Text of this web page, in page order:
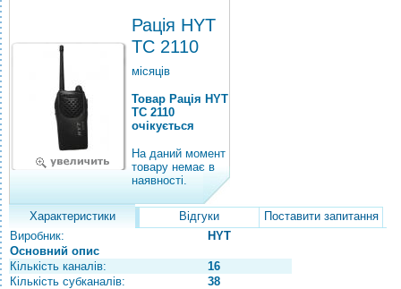
Рація HYT
TC 2110
місяців
Товар Рація HYT
TC 2110
очікується
На даний момент
товару немає в
наявності.
Характеристики Відгуки
Поставити запитання
Виробник:
HYT
Основний опис
Кількість каналів:
16
Кількість субканалів:
38